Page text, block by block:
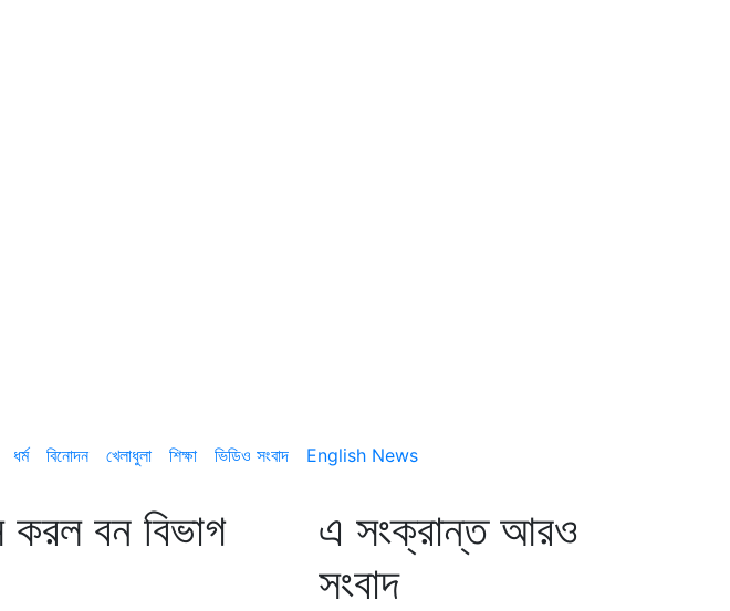
ধর্ম বিনোদন খেলাধুলা শিক্ষা ভিডিও সংবাদ English News
করল বন বিভাগ
এ সংক্রান্ত আরও
সংবাদ